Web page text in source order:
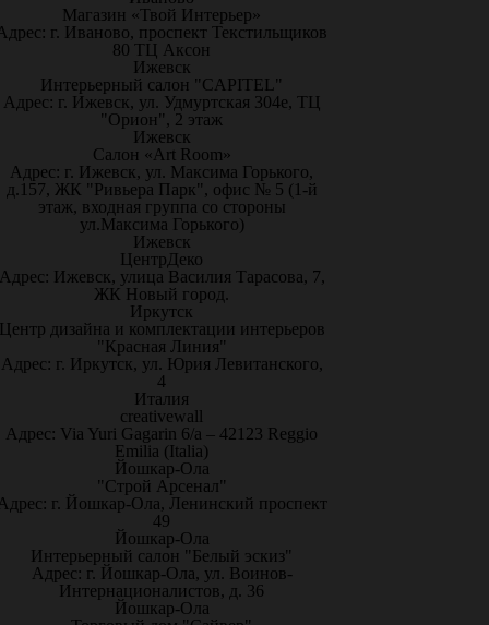
Магазин «Твой Интерьер»
г. Иваново, проспект Текстильщиков
80 ТЦ Аксон
Ижевск
Интерьерный салон "CAPITEL"
Адрес: г. Ижевск, ул. Удмуртская 304е, ТЦ
"Орион", 2 этаж
Ижевск
Салон «Art Room»
Адрес: г. Ижевск, ул. Максима Горького,
д.157, ЖК "Ривьера Парк", офис № 5 (1-й
этаж, входная группа со стороны
ул.Максима Горького)
Ижевск
ЦентрДеко
Ижевск, улица Василия Тарасова, 7,
ЖК Новый город.
Иркутск
дизайна и комплектации интерьеров
"Красная Линия"
Адрес: г. Иркутск, ул. Юрия Левитанского,
4
Италия
creativewall
Адрес: Via Yuri Gagarin 6/a – 42123 Reggio
Emilia (Italia)
Йошкар-Ола
"Строй Арсенал"
г. Йошкар-Ола, Ленинский проспект
49
Йошкар-Ола
Интерьерный салон "Белый эскиз"
Адрес: г. Йошкар-Ола, ул. Воинов-
Интернационалистов, д. 36
Йошкар-Ола